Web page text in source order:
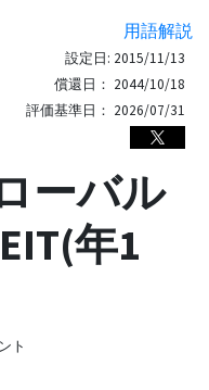
用語解説
設定日: 2015/11/13
償還日： 2044/10/18
評価基準日： 2026/07/31
ーバル
年1
ト